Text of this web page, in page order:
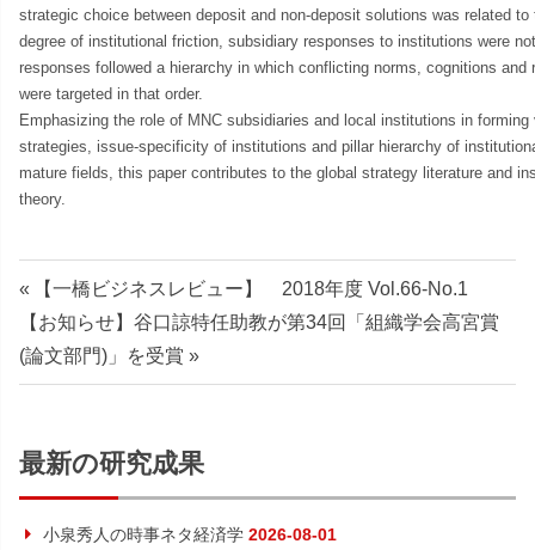
strategic choice between deposit and non-deposit solutions was related to
degree of institutional friction, subsidiary responses to institutions were
responses followed a hierarchy in which conflicting norms, cognitions and
were targeted in that order.
Emphasizing the role of MNC subsidiaries and local institutions in forming
strategies, issue-specificity of institutions and pillar hierarchy of
mature fields, this paper contributes to the global strategy literature and
theory.
投
稿
ナ
ビ
ゲ
前
の
記
事:
【一橋ビジネスレビュー】 2018年度 Vol.66-No.1
次
の
記
【お知らせ】谷口諒特任助教が第34回「組織学会高宮賞
(論文部門)」を受賞
最新の研究成果
小泉秀人の時事ネタ経済学 2026-08-01